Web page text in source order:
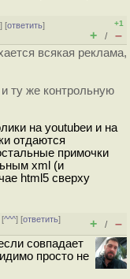
] [ответить]
+1
+ / –
всякая реклама,
ту же контрольную
на youtubeи и на
отдаются
примочки
xml (и
html5 сверху
[^^^] [ответить]
+ / –
совпадает
просто не